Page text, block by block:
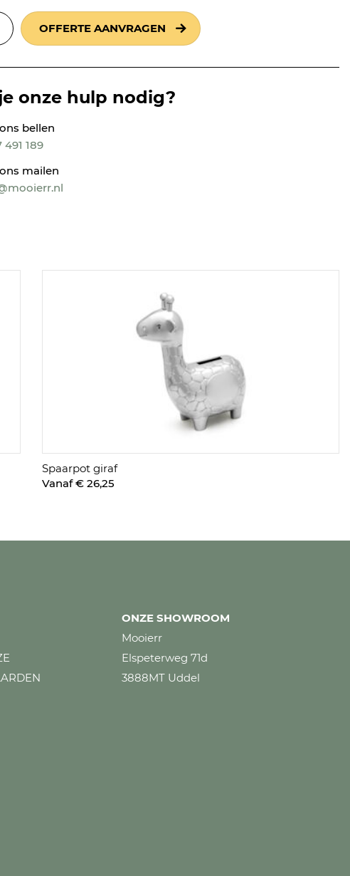
OFFERTE AANVRAGEN
onze hulp nodig?
bellen
491 189
mailen
Spaarpot giraf
Vanaf € 26,25
ONZE SHOWROOM
Mooierr
Elspeterweg 71d
3888MT Uddel